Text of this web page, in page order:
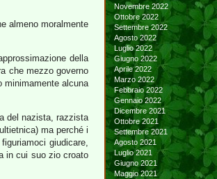
almeno moralmente
della
che mezzo governo
minimamente alcuna
del nazista, razzista
ma perché i
giudicare,
in cui suo zio croato
Novembre 2022
Ottobre 2022
Settembre 2022
Agosto 2022
Luglio 2022
Giugno 2022
Aprile 2022
Marzo 2022
Febbraio 2022
Gennaio 2022
Dicembre 2021
Ottobre 2021
Settembre 2021
Agosto 2021
Luglio 2021
Giugno 2021
Maggio 2021